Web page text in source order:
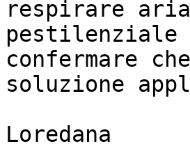
respirare aria
pestilenziale
confermare
soluzione
Loredana